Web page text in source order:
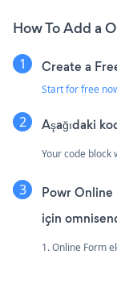
How To Add a
Create a
Start for free
Aşağıdaki
Your code block
Powr
için
1. Online Form